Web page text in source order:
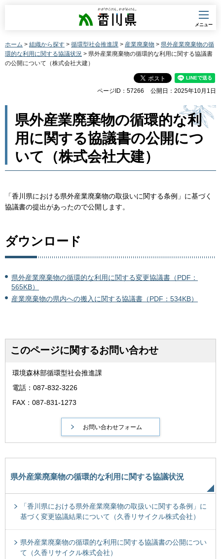
香川県
メニュー
ホーム > 組織から探す > 循環型社会推進課 > 産業廃棄物 > 県外産業廃棄物の循
環的な利用に関する協議状況 > 県外産業廃棄物の循環的な利用に関する協議書
の公開について（株式会社大建）
ページID：57266 公開日：2025年10月1日
県外産業廃棄物の循環的な利
用に関する協議書の公開につ
いて（株式会社大建）
「香川県における県外産業廃棄物の取扱いに関する条例」に基づく
協議書の提出があったので公開します。
ダウンロード
県外産業廃棄物の循環的な利用に関する変更協議書（PDF：
565KB）
産業廃棄物の県内への搬入に関する協議書（PDF：534KB）
このページに関するお問い合わせ
環境森林部循環型社会推進課
電話：087-832-3226
FAX：087-831-1273
県外産業廃棄物の循環的な利用に関する協議状況
「香川県における県外産業廃棄物の取扱いに関する条例」に
基づく変更協議結果について（久香リサイクル株式会社）
県外産業廃棄物の循環的な利用に関する協議書の公開につい
て（久香リサイクル株式会社）